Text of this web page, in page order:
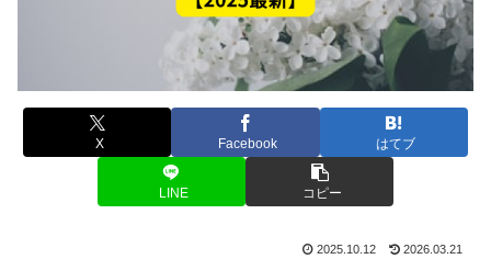
X Facebook はてブ
LINE コピー
2025.10.12 2026.03.21